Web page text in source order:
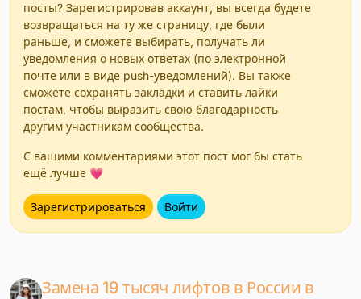
посты? Зарегистрировав аккаунт, вы всегда будете
возвращаться на ту же страницу, где были
раньше, и сможете выбирать, получать ли
уведомления о новых ответах (по электронной
почте или в виде push-уведомлений). Вы также
сможете сохранять закладки и ставить лайки
постам, чтобы выразить свою благодарность
другим участникам сообщества.
С вашими комментариями этот пост мог бы стать
ещё лучше 💗
Зарегистрироваться Войти
Замена 19 тысяч лифтов в России в